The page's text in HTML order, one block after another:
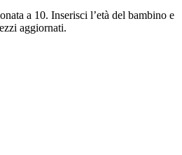
a 10. Inserisci l’età del bambino e
aggiornati.